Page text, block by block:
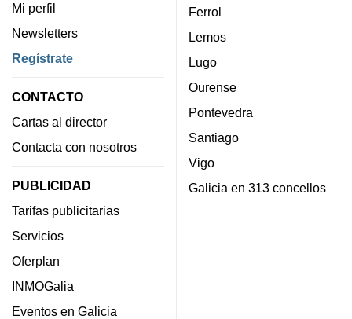
Mi perfil
Newsletters
Regístrate
CONTACTO
Cartas al director
Contacta con nosotros
PUBLICIDAD
Tarifas publicitarias
Servicios
Oferplan
INMOGalia
Eventos en Galicia
Ferrol
Lemos
Lugo
Ourense
Pontevedra
Santiago
Vigo
Galicia en 313 concellos